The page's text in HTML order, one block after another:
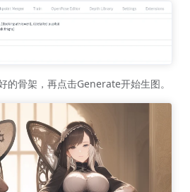
的骨架，再点击Generate开始生图。